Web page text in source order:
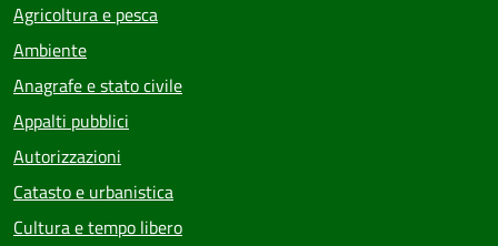
Agricoltura e pesca
Ambiente
Anagrafe e stato civile
Appalti pubblici
Autorizzazioni
Catasto e urbanistica
Cultura e tempo libero